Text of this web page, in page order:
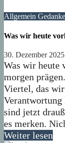
Allgemein
Was wir heute
30. Dezember 2025
Was wir heute
morgen
Viertel, das
sind jetzt
es merken.
Weiter lesen